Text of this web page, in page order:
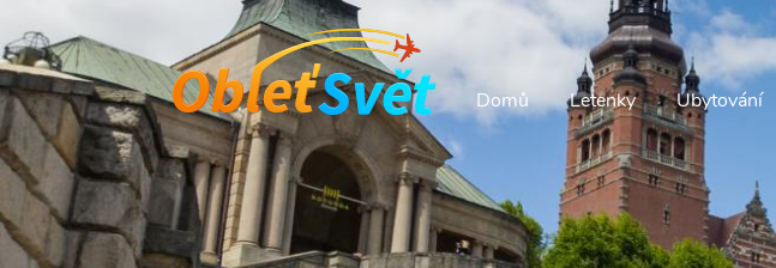
Domů Letenky Ubytování